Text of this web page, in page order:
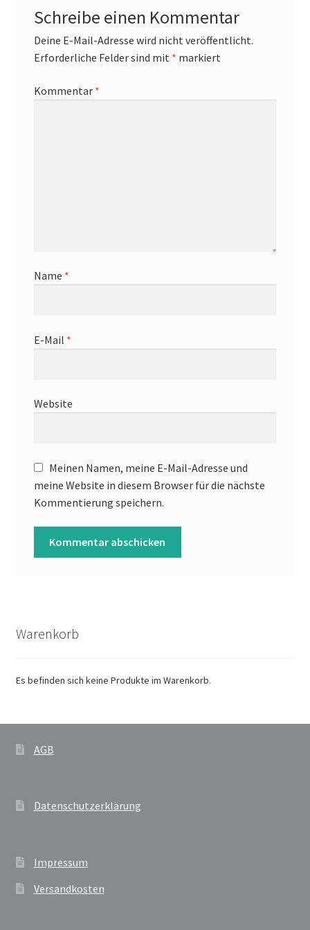
Schreibe einen Kommentar
Deine E-Mail-Adresse wird nicht veröffentlicht.
Erforderliche Felder sind mit * markiert
Kommentar *
Name *
E-Mail *
Website
Meinen Namen, meine E-Mail-Adresse und
meine Website in diesem Browser für die nächste
Kommentierung speichern.
Warenkorb
Es befinden sich keine Produkte im Warenkorb.
AGB
Datenschutzerklärung
Impressum
Versandkosten